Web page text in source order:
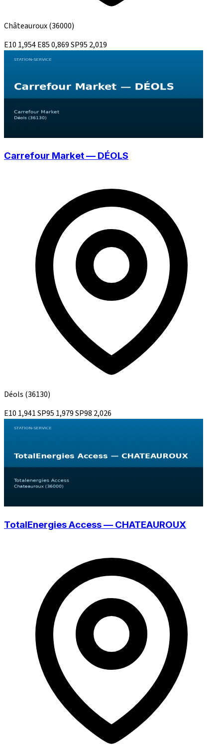
Châteauroux(36000)
E10 1,954E850,869SP95 2,019
Carrefour Market — DÉOLS
Déols (36130)
E10 1,941SP95 1,979SP98 2,026
TotalEnergies Access — CHATEAUROUX